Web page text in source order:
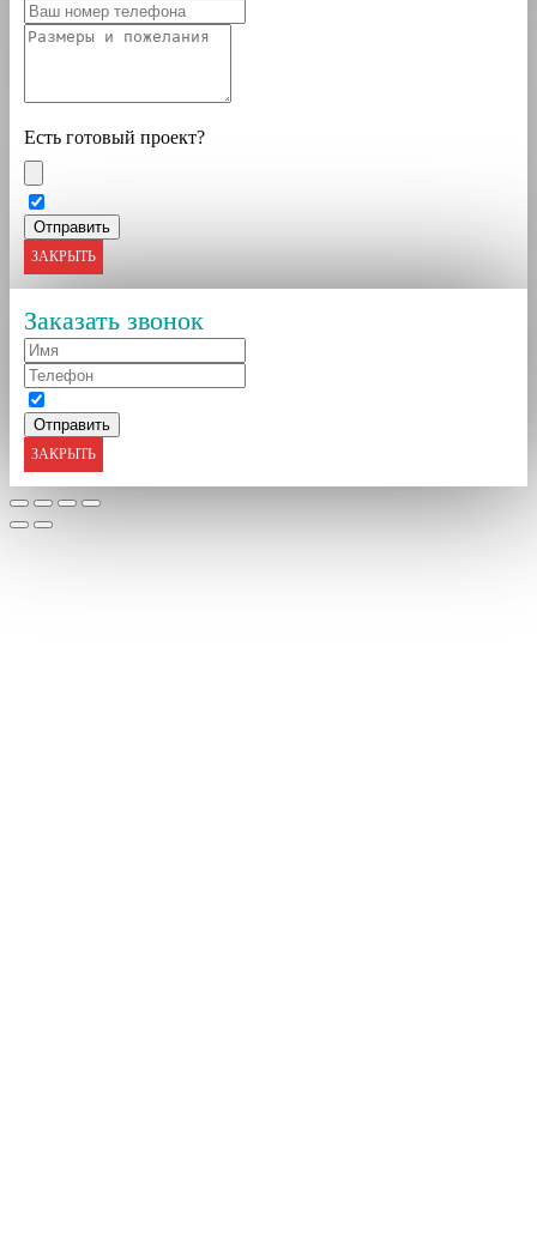
Есть готовый проект?
ЗАКРЫТЬ
Заказать звонок
ЗАКРЫТЬ